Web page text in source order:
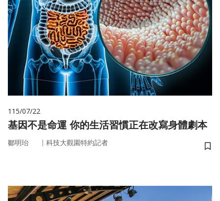
115/07/22
基因不是命運 你的生活習慣正在改寫身體劇本
鄒明珆 ｜ 科技大觀園特約記者
儲